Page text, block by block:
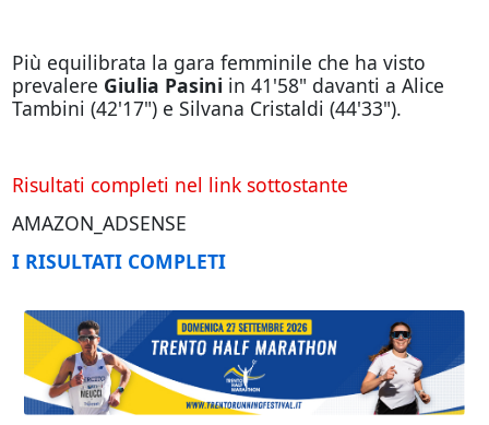
Più equilibrata la gara femminile che ha visto
prevalere Giulia Pasini in 41'58" davanti a Alice
Tambini (42'17") e Silvana Cristaldi (44'33").
Risultati completi nel link sottostante
AMAZON_ADSENSE
I RISULTATI COMPLETI